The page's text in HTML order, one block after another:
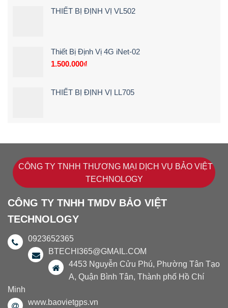
Chọn
(2026)
THIẾT BỊ ĐỊNH VỊ VL502
Thiết Bị Định Vị 4G iNet-02
1.500.000₫
THIẾT BỊ ĐỊNH VỊ LL705
CÔNG TY TNHH THƯƠNG MẠI DỊCH VỤ BẢO VIỆT
TECHNOLOGY
CÔNG TY TNHH TMDV BẢO VIỆT
TECHNOLOGY
0923652365
BTECHI365@GMAIL.COM
4453 Nguyễn Cửu Phú, Phường Tân Tạo
A, Quận Bình Tân, Thành phố Hồ Chí
Minh
www.baovietgps.vn